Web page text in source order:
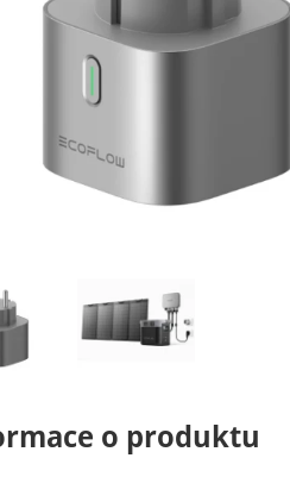
o produktu